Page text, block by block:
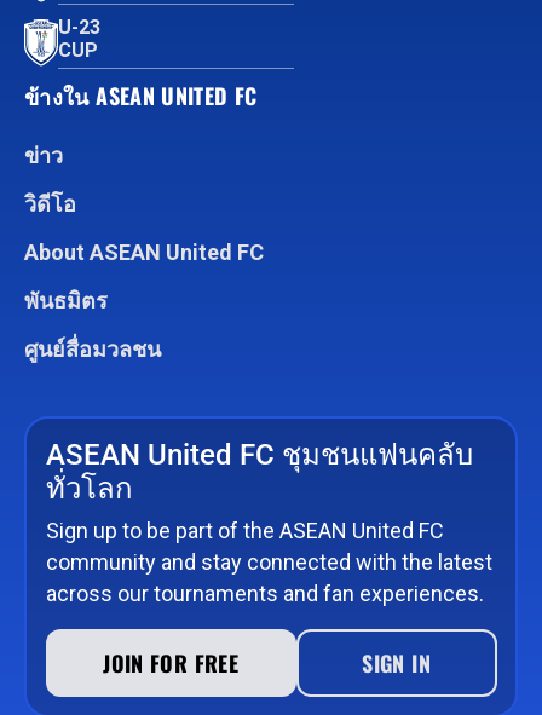
U-23
CUP
ข้างใน ASEAN UNITED FC
ข่าว
วิดีโอ
About ASEAN United FC
พันธมิตร
ศูนย์สื่อมวลชน
ASEAN United FC ชุมชนแฟนคลับ
ทั่วโลก
Sign up to be part of the ASEAN United FC
community and stay connected with the latest
across our tournaments and fan experiences.
JOIN FOR FREE SIGN IN